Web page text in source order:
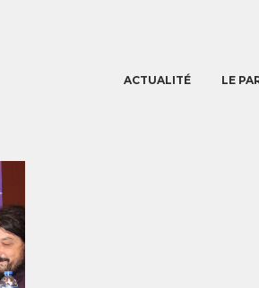
ACTUALITÉ LE